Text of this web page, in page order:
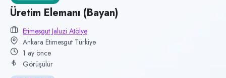
Konum
Etimesgut, Ankara
Çalışma şekli
Tam Zamanlı
Yayın tarihi
Üretim Elemanı (Bayan)
Etimesgut Jaluzi Atölye
Ankara Etimesgut Türkiye
1 ay önce
Görüşülür